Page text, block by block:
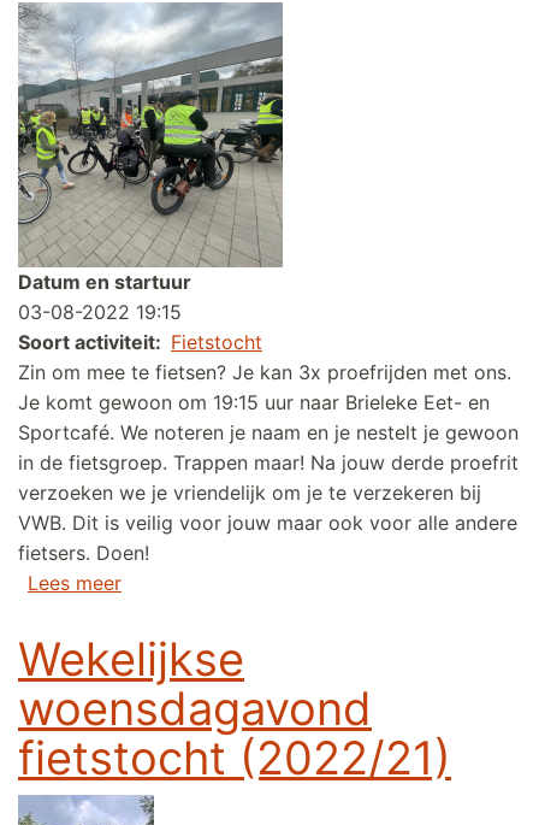
Datum en startuur
03-08-2022 19:15
Soort activiteit
Fietstocht
Zin om mee te fietsen? Je kan 3x proefrijden met ons.
Je komt gewoon om 19:15 uur naar Brieleke Eet- en
Sportcafé. We noteren je naam en je nestelt je gewoon
in de fietsgroep. Trappen maar! Na jouw derde proefrit
verzoeken we je vriendelijk om je te verzekeren bij
VWB. Dit is veilig voor jouw maar ook voor alle andere
fietsers. Doen!
Lees meerover Wekelijkse woensdagavond fietstocht
Wekelijkse
woensdagavond
fietstocht (2022/21)